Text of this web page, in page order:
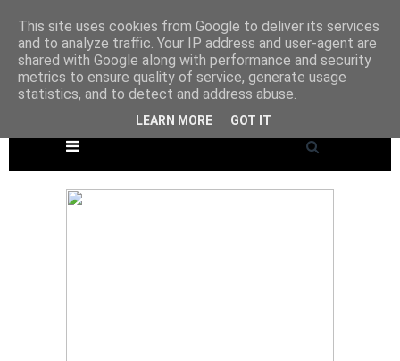
This site uses cookies from Google to deliver its services
and to analyze traffic. Your IP address and user-agent are
shared with Google along with performance and security
metrics to ensure quality of service, generate usage
statistics, and to detect and address abuse.
LEARN MORE GOT IT